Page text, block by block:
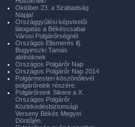
Október 23. a Szabadság
Napja!
Országgyűlési képviselői
látogatás a Békéscsabai
Városi Polgárőrségnél
Országos Elismerés ifj.
Bugyinszki Tamás
alelnöknek
Országos Polgárőr Nap
Országos Polgárőr Nap 2014
Polgármesteri köszönőlevél
polgárőreink részére.
Polgárőreink Sikere a X.
Országos Polgárőr
Közlekedésbiztonsági
Verseny Békés Megyei
Döntőjén.